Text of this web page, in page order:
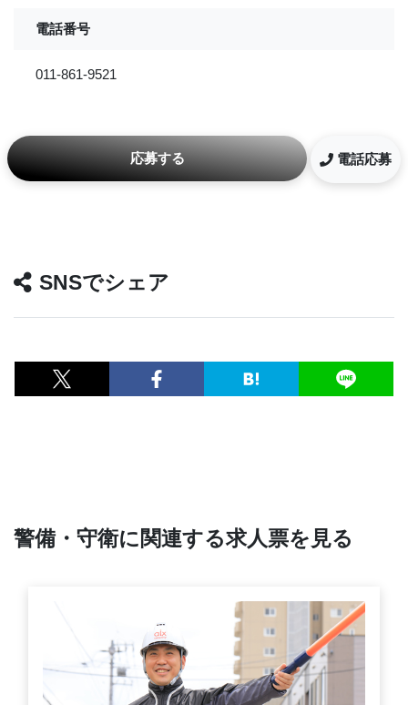
電話番号
011-861-9521
応募する 電話応募
SNSでシェア
警備・守衛に関連する求人票を見る